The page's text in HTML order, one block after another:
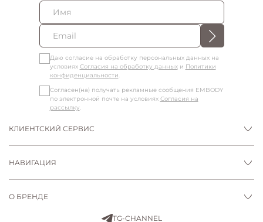
Даю согласие на обработку персональных данных на
условиях Согласия на обработку данныхи Политики
конфиденциальности.
Согласен(на) получать рекламные сообщения EMBODY
по электронной почте на условиях Согласия на
рассылку.
КЛИЕНТСКИЙ СЕРВИС
НАВИГАЦИЯ
О БРЕНДЕ
TG-CHANNEL